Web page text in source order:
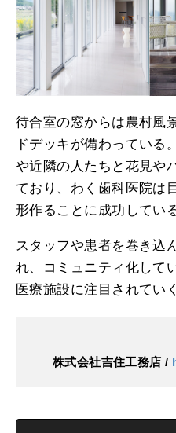
待合室の窓からは農村風
ドデッキが備わっている
や近隣の人たちと花見や
ており、わく歯科医院は
形作ることに成功している
スタッフや患者を巻き込
れ、コミュニティ化して
医療施設に注目されてい
株式会社吉住工務店 /